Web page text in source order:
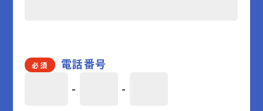
必須
電話番号
-
-